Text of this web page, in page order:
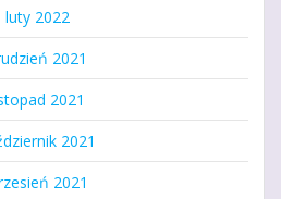
luty 2022
2021
2021
2021
2021